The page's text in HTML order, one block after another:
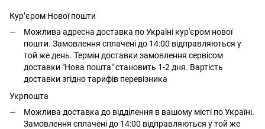
Кур’єром Нової пошти
Можлива адресна доставка по Україні кур'єром нової
пошти. Замовлення сплачені до 14:00 відправляються у
той же день. Термін доставки замовлення сервісом
доставки "Нова пошта" становить 1-2 дня. Вартість
доставки згідно тарифів перевізника
Укрпошта
Можлива доставка до відділення в вашому місті по Україні.
Замовлення сплачені до 14:00 відправляються у той же